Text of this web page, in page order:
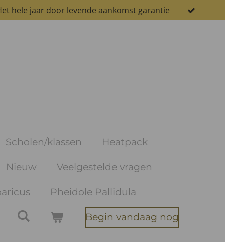
hele jaar door levende aankomst garantie
Scholen/klassen Heatpack
Nieuw Veelgestelde vragen
Pheidole Pallidula
Begin vandaag nog